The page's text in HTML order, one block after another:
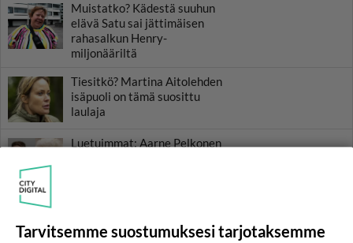
Muistatko? Kädestä suuhun
elävä Satu sai jättimäisen
rahasalkun Henry-
miljonääriltä
Tiesitkö? Martina Aitolehden
isäpuoli on tämä suosittu
laulaja
Luetuimmat: Aarne Pelkonen
Helmi Loukasmäki?
Tarvitsemme suostumuksesi tarjotaksemme